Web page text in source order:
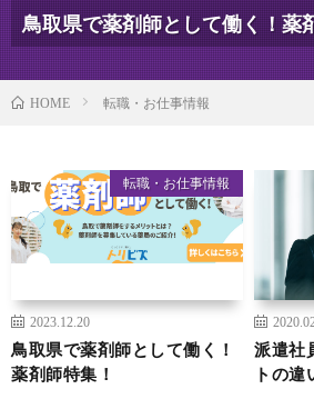
鳥取県で薬剤師として働く！薬
HOME 転職・お仕事情報
転職・お仕事情報
2023.12.20
鳥取県で薬剤師として働く！
薬剤師特集！
派遣社
トの違